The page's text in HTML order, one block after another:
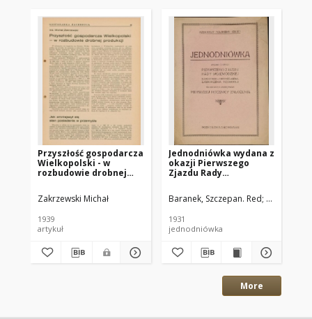
Przyszłość gospodarcza
Wielkopolski - w
rozbudowie drobnej
Zakrzewski Michał
1939
artykuł
Jednodniówka wydana z
okazji Pierwszego
Zjazdu Rady
Narodowo-
Chrześćjańsk.
Rzemiosła połączonego
z uroczystością
założenia : Poznań, dnia
3-go maja 1931
Baranek, Szczepan. Red Narodowo-
1931
jednodniówka
More